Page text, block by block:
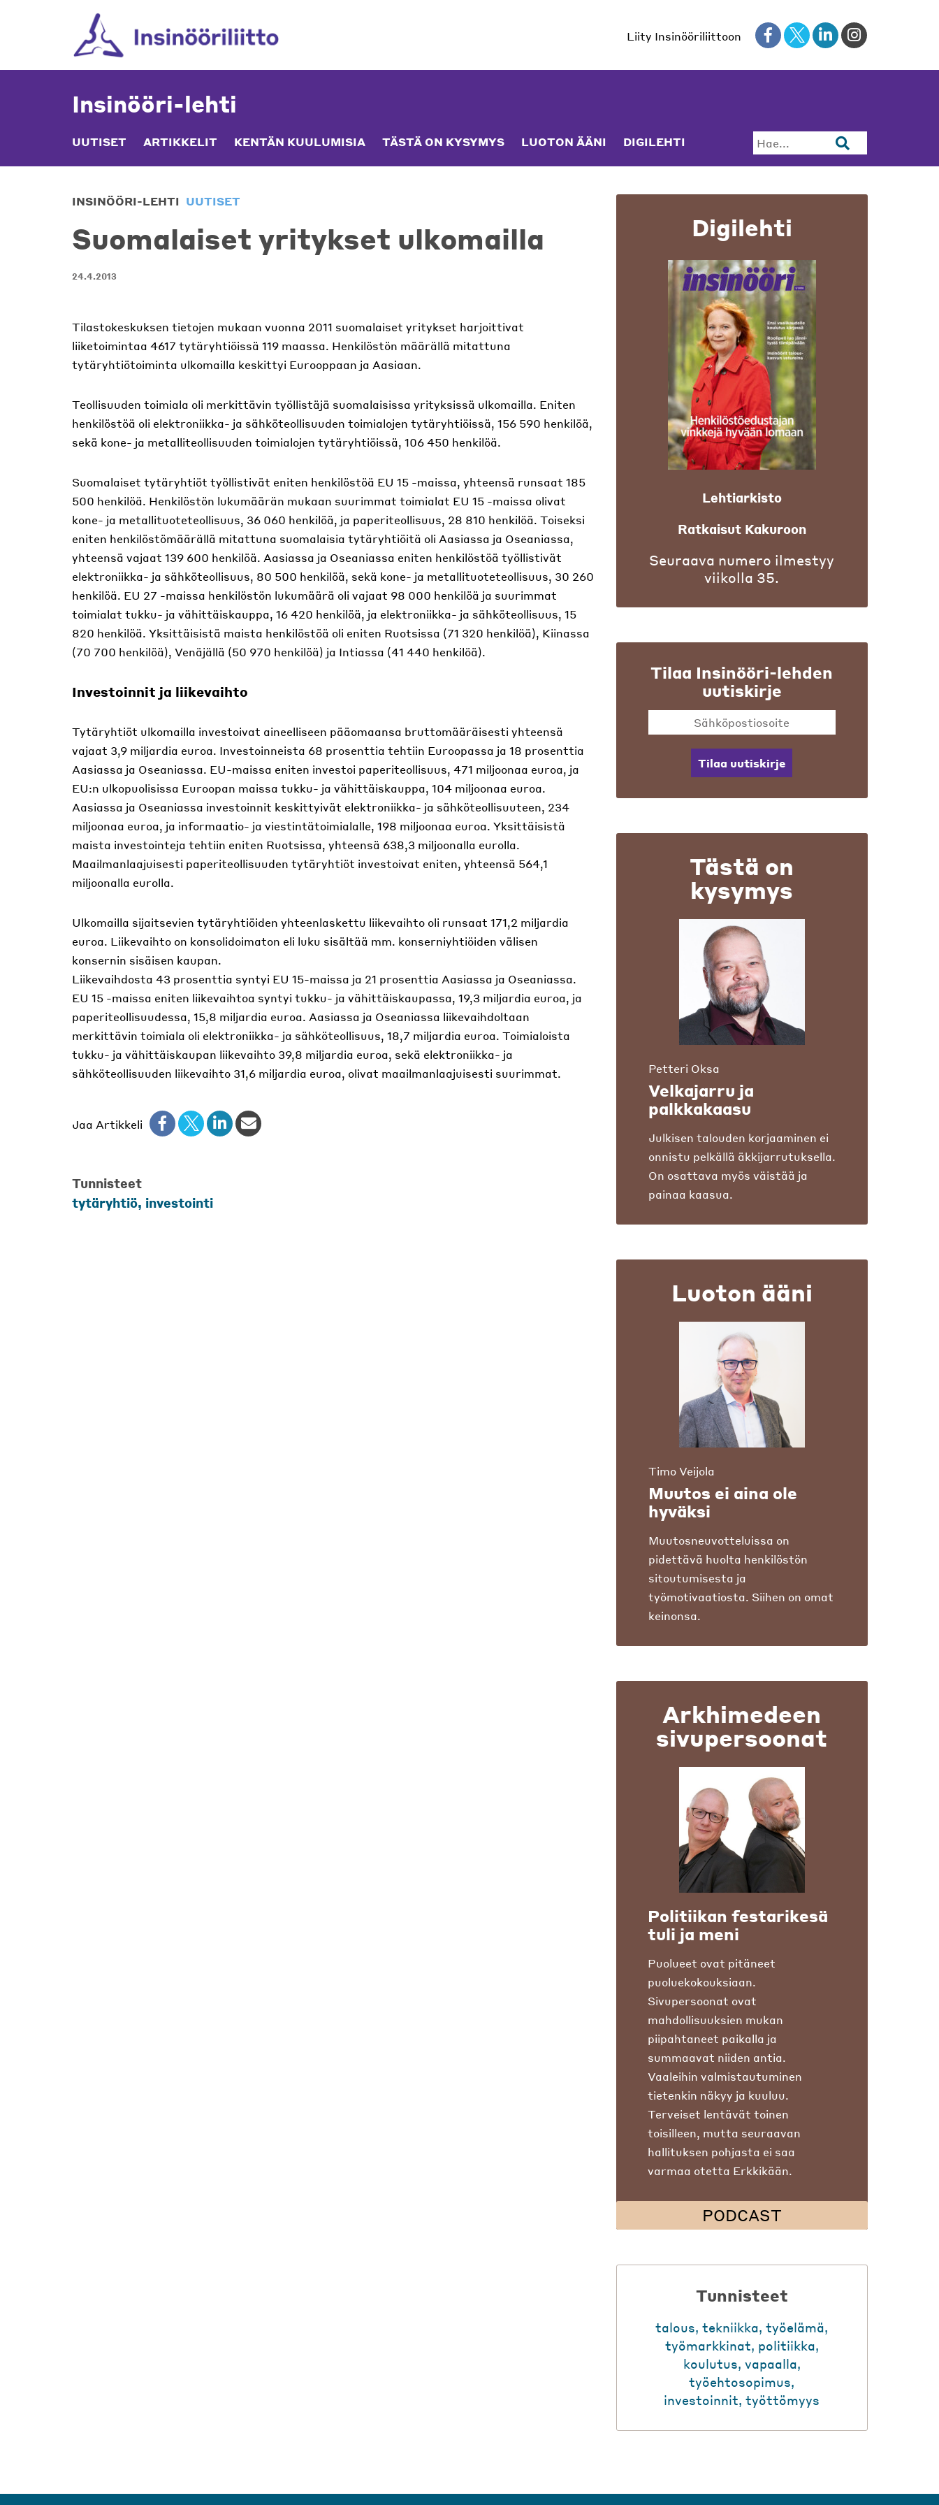
Liity Insinööriliittoon
Insinööri-lehti
UUTISET ARTIKKELIT KENTÄN KUULUMISIA TÄSTÄ ON KYSYMYS LUOTON ÄÄNI DIGILEHTI Hae...
INSINÖÖRI-LEHTI UUTISET
Suomalaiset yritykset ulkomailla
24.4.2013
Tilastokeskuksen tietojen mukaan vuonna 2011 suomalaiset yritykset harjoittivat
liiketoimintaa 4617 tytäryhtiöissä 119 maassa. Henkilöstön määrällä mitattuna
tytäryhtiötoiminta ulkomailla keskittyi Eurooppaan ja Aasiaan.
Teollisuuden toimiala oli merkittävin työllistäjä suomalaisissa yrityksissä ulkomailla. Eniten
henkilöstöä oli elektroniikka- ja sähköteollisuuden toimialojen tytäryhtiöissä, 156 590 henkilöä,
sekä kone- ja metalliteollisuuden toimialojen tytäryhtiöissä, 106 450 henkilöä.
Suomalaiset tytäryhtiöt työllistivät eniten henkilöstöä EU 15 -maissa, yhteensä runsaat 185
500 henkilöä. Henkilöstön lukumäärän mukaan suurimmat toimialat EU 15 -maissa olivat
kone- ja metallituoteteollisuus, 36 060 henkilöä, ja paperiteollisuus, 28 810 henkilöä. Toiseksi
eniten henkilöstömäärällä mitattuna suomalaisia tytäryhtiöitä oli Aasiassa ja Oseaniassa,
yhteensä vajaat 139 600 henkilöä. Aasiassa ja Oseaniassa eniten henkilöstöä työllistivät
elektroniikka- ja sähköteollisuus, 80 500 henkilöä, sekä kone- ja metallituoteteollisuus, 30 260
henkilöä. EU 27 -maissa henkilöstön lukumäärä oli vajaat 98 000 henkilöä ja suurimmat
toimialat tukku- ja vähittäiskauppa, 16 420 henkilöä, ja elektroniikka- ja sähköteollisuus, 15
820 henkilöä. Yksittäisistä maista henkilöstöä oli eniten Ruotsissa (71 320 henkilöä), Kiinassa
(70 700 henkilöä), Venäjällä (50 970 henkilöä) ja Intiassa (41 440 henkilöä).
Investoinnit ja liikevaihto
Tytäryhtiöt ulkomailla investoivat aineelliseen pääomaansa bruttomääräisesti yhteensä
vajaat 3,9 miljardia euroa. Investoinneista 68 prosenttia tehtiin Euroopassa ja 18 prosenttia
Aasiassa ja Oseaniassa. EU-maissa eniten investoi paperiteollisuus, 471 miljoonaa euroa, ja
EU:n ulkopuolisissa Euroopan maissa tukku- ja vähittäiskauppa, 104 miljoonaa euroa.
Aasiassa ja Oseaniassa investoinnit keskittyivät elektroniikka- ja sähköteollisuuteen, 234
miljoonaa euroa, ja informaatio- ja viestintätoimialalle, 198 miljoonaa euroa. Yksittäisistä
maista investointeja tehtiin eniten Ruotsissa, yhteensä 638,3 miljoonalla eurolla.
Maailmanlaajuisesti paperiteollisuuden tytäryhtiöt investoivat eniten, yhteensä 564,1
miljoonalla eurolla.
Ulkomailla sijaitsevien tytäryhtiöiden yhteenlaskettu liikevaihto oli runsaat 171,2 miljardia
euroa. Liikevaihto on konsolidoimaton eli luku sisältää mm. konserniyhtiöiden välisen
konsernin sisäisen kaupan.
Liikevaihdosta 43 prosenttia syntyi EU 15-maissa ja 21 prosenttia Aasiassa ja Oseaniassa.
EU 15 -maissa eniten liikevaihtoa syntyi tukku- ja vähittäiskaupassa, 19,3 miljardia euroa, ja
paperiteollisuudessa, 15,8 miljardia euroa. Aasiassa ja Oseaniassa liikevaihdoltaan
merkittävin toimiala oli elektroniikka- ja sähköteollisuus, 18,7 miljardia euroa. Toimialoista
tukku- ja vähittäiskaupan liikevaihto 39,8 miljardia euroa, sekä elektroniikka- ja
sähköteollisuuden liikevaihto 31,6 miljardia euroa, olivat maailmanlaajuisesti suurimmat.
Jaa Artikkeli
Tunnisteet
tytäryhtiö, investointi
Digilehti
Lehtiarkisto
Ratkaisut Kakuroon
Seuraava numero ilmestyy
viikolla 35.
Tilaa Insinööri-lehden
uutiskirje
Tilaa uutiskirje
Tästä on
kysymys
Petteri Oksa
Velkajarru ja
palkkakaasu
Julkisen talouden korjaaminen ei
onnistu pelkällä äkkijarrutuksella.
On osattava myös väistää ja
painaa kaasua.
Luoton ääni
Timo Veijola
Muutos ei aina ole
hyväksi
Muutosneuvotteluissa on
pidettävä huolta henkilöstön
sitoutumisesta ja
työmotivaatiosta. Siihen on omat
keinonsa.
Arkhimedeen
sivupersoonat
Politiikan festarikesä
tuli ja meni
Puolueet ovat pitäneet
puoluekokouksiaan.
Sivupersoonat ovat
mahdollisuuksien mukan
piipahtaneet paikalla ja
summaavat niiden antia.
Vaaleihin valmistautuminen
tietenkin näkyy ja kuuluu.
Terveiset lentävät toinen
toisilleen, mutta seuraavan
hallituksen pohjasta ei saa
varmaa otetta Erkkikään.
PODCAST
Tunnisteet
talous,tekniikka,työelämä,
työmarkkinat, politiikka,
koulutus, vapaalla,
työehtosopimus,
investoinnit,työttömyys